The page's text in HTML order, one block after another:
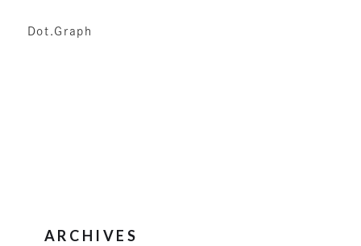
Dot.Graph
ARCHIVES